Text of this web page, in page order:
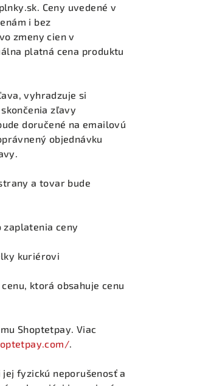
Ceny uvedené v
i bez
zmeny cien v
platná cena produktu
vyhradzuje si
zľavy
doručené na emailovú
objednávku
a tovar bude
zaplatenia ceny
kuriérovi
ktorá obsahuje cenu
Shoptetpay. Viac
.
fyzickú neporušenosť a